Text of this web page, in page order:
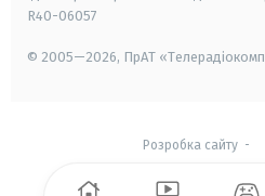
R40-06057
© 2005—2026, ПрАТ
Розробка сайту-